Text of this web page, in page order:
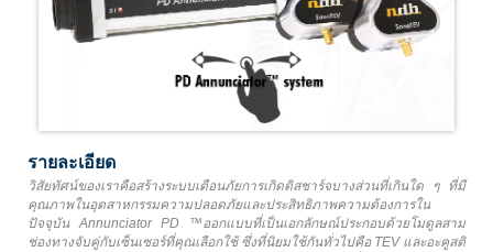
รายละเอียด
วิสัยทัศน์ของเราคือสร้างระบบเตือนภัยการเกิดดิสชาร์จบางส่วนที่เกินใด ๆ ที่มี
คุณภาพในอุตสาหกรรมความปลอดภัยและประสิทธิภาพความต้องการใน
ปัจจุบัน Annunciator PD ™ออกแบบที่เป็นเอกลักษณ์ประกอบด้วยโมดูลสาม
ช่องทางจับคู่กับเซ็นเซอร์ที่คุณเลือกใช้ ซึ่งที่นิยมใช้กันทั่วไปคือ TEV และอะคูสติ